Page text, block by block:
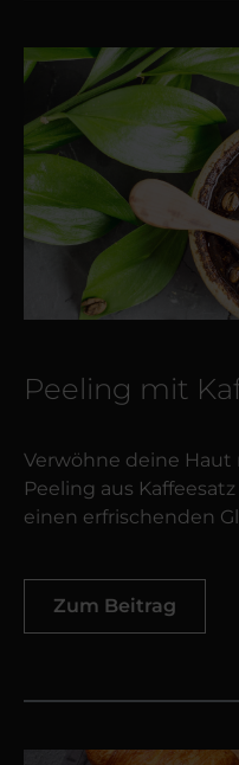
Peeling mit
Verwöhne deine
Peeling aus
einen erfrischenden
Zum Beitrag